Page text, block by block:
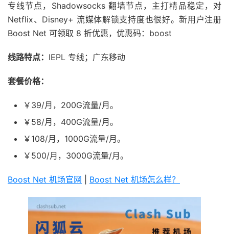
专线节点，Shadowsocks 翻墙节点，主打精品稳定，对
Netflix、Disney+ 流媒体解锁支持度也很好。新用户注册
Boost Net 可领取 8 折优惠，优惠码：boost
线路特点： IEPL 专线；广东移动
套餐价格：
￥39/月，200G流量/月。
￥58/月，400G流量/月。
￥108/月，1000G流量/月。
￥500/月，3000G流量/月。
Boost Net 机场官网 Boost Net 机场怎么样？